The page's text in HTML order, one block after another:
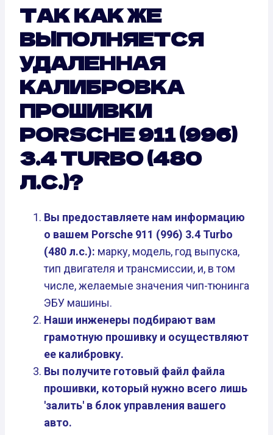
ТАК КАК ЖЕ
ВЫПОЛНЯЕТСЯ
УДАЛЕННАЯ
КАЛИБРОВКА
ПРОШИВКИ
PORSCHE 911 (996)
3.4 TURBO (480
Л.С.)?
Вы предоставляете нам информацию
о вашем Porsche 911 (996) 3.4 Turbo
(480 л.с.): марку, модель, год выпуска,
тип двигателя и трансмиссии, и, в том
числе, желаемые значения чип-тюнинга
ЭБУ машины.
Наши инженеры подбирают вам
грамотную прошивку и осуществляют
ее калибровку.
Вы получите готовый файл файла
прошивки, который нужно всего лишь
'залить' в блок управления вашего
авто.